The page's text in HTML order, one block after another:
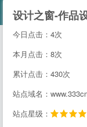
今日点击：4次
本月点击：8次
累计点击：430次
站点域名：
站点星级：